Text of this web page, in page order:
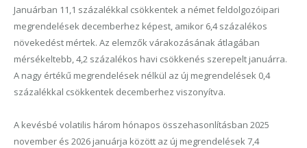
Januárban 11,1 százalékkal csökkentek a német feldolgozóipari
megrendelések decemberhez képest, amikor 6,4 százalékos
növekedést mértek. Az elemzők várakozásának átlagában
mérsékeltebb, 4,2 százalékos havi csökkenés szerepelt januárra.
A nagy értékű megrendelések nélkül az új megrendelések 0,4
százalékkal csökkentek decemberhez viszonyítva.
A kevésbé volatilis három hónapos összehasonlításban 2025
november és 2026 januárja között az új megrendelések 7,4